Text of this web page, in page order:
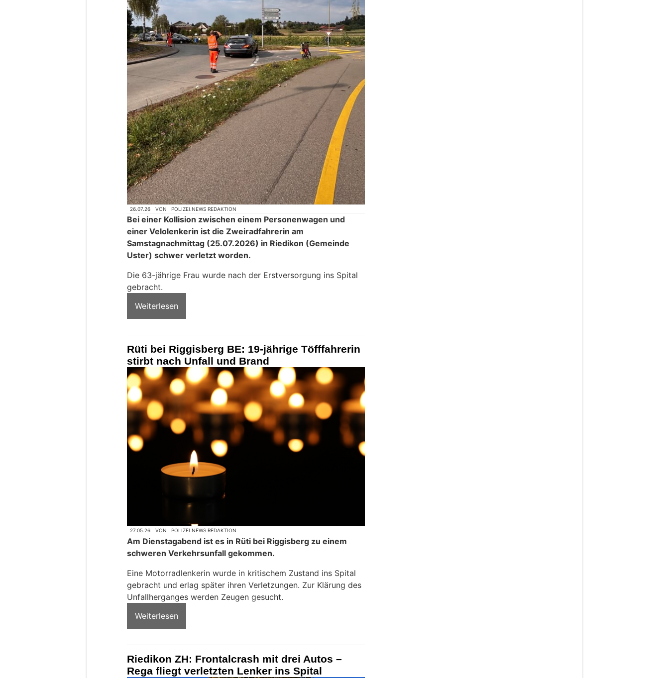
26.07.26 VON POLIZEI.NEWS REDAKTION
Bei einer Kollision zwischen einem Personenwagen und
einer Velolenkerin ist die Zweiradfahrerin am
Samstagnachmittag (25.07.2026) in Riedikon (Gemeinde
Uster) schwer verletzt worden.
Die 63-jährige Frau wurde nach der Erstversorgung ins Spital
gebracht.
Weiterlesen
Rüti bei Riggisberg BE: 19-jährige Töfffahrerin
stirbt nach Unfall und Brand
27.05.26 VON POLIZEI.NEWS REDAKTION
Am Dienstagabend ist es in Rüti bei Riggisberg zu einem
schweren Verkehrsunfall gekommen.
Eine Motorradlenkerin wurde in kritischem Zustand ins Spital
gebracht und erlag später ihren Verletzungen. Zur Klärung des
Unfallherganges werden Zeugen gesucht.
Weiterlesen
Riedikon ZH: Frontalcrash mit drei Autos –
Rega fliegt verletzten Lenker ins Spital